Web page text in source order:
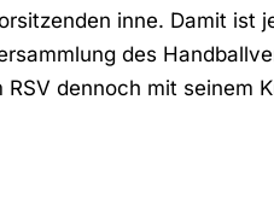
inne. Damit ist
des
RSV dennoch mit seinem